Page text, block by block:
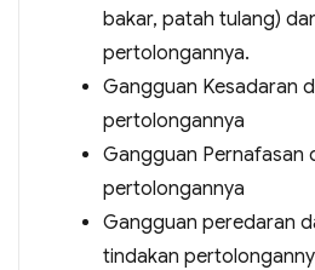
bakar, patah tulang)
pertolongannya.
Gangguan Kesadaran
pertolongannya
Gangguan Pernafasan
pertolongannya
Gangguan peredaran
tindakan